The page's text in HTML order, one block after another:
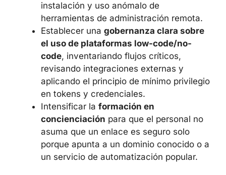
la carga de imágenes remotas y
tracking pixels, permitiéndola solo en
dominios y remitentes validados.
Implementarmonitorización basada en
comportamientoen los endpoints, con
reglas específicas para detectar
instalación y uso anómalo de
herramientas de administración remota.
Establecer unagobernanza clara
sobre el uso de plataformas low-
code/no-code , inventariando flujos
críticos, revisando integraciones
externas y aplicando el principio de